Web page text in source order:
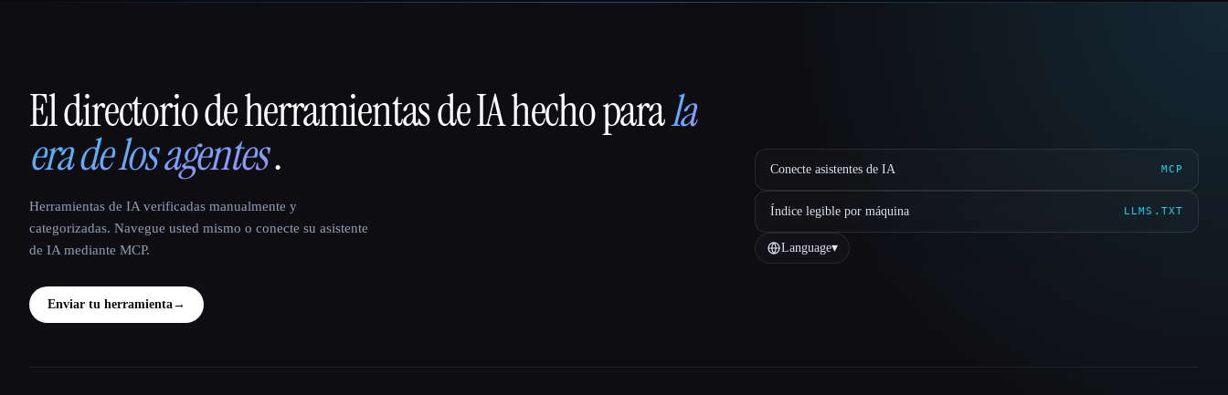
That AI Collection
El directorio de herramientas de IA hecho parala
era de los agentes.
Herramientas de IA verificadas manualmente y
categorizadas. Navegue usted mismo o conecte su asistente
de IA mediante MCP.
Enviar tu herramienta→
Conecte asistentes de IA MCP
Índice legible por máquina LLMS.TXT
Language▾